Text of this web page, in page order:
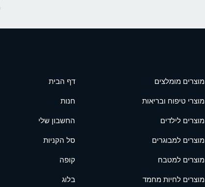
מוצרים מומלצים
מוצרי טיפוח ובריאות
מוצרים לילדים
מוצרים למבוגרים
מוצרים למטבח
מוצרים לחיות מחמד
דף הבית
חנות
החשבון שלי
סל הקניות
קופה
בלוג